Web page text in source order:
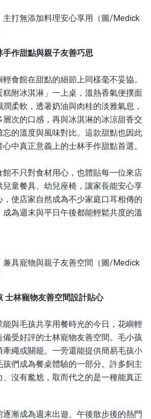
主打無添加料理安心享用（圖/Medick
作甜點與親子友善巧思
食館在甜點的細節上同樣毫不妥協。
附冰淇淋」一上桌，溫熱香氣便撲面
柔軟，透著奶油與肉桂的淡雅氣息，
次的口感，再與冰淇淋的冰涼甜香交
的溫度與風味對比。這款甜點也因此
中真正意義上的士林手作甜點首選。
不只對食材用心，也體貼每一位來店
兒童餐具、幼兒座椅，讓家長能安心享
使店家自然成為不少家庭口耳相傳的
為週末與平日午後都能輕鬆共度的溫
兼具寵物與親子友善空間（圖/Medick
士林寵物友善空間設計貼心
與毛孩共享用餐時光的今日，花嶼輕
受好評的士林寵物友善空間。毛小孩
繩或關籠。一旁還能提供簡易毛孩小
們成為餐桌體驗的一部分。許多飼主
沒有尷尬，取而代之的是一種能真正
漸成為週末出遊、午後散步後的熱門